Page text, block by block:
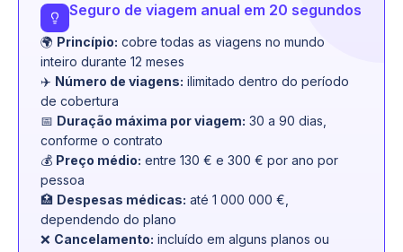
Seguro de viagem anual em 20 segundos
🌍 Princípio: cobre todas as viagens no mundo
inteiro durante 12 meses
✈️ Número de viagens: ilimitado dentro do período
de cobertura
📅 Duração máxima por viagem: 30 a 90 dias,
conforme o contrato
💰 Preço médio: entre 130 € e 300 € por ano por
pessoa
🏥 Despesas médicas: até 1 000 000 €,
dependendo do plano
❌ Cancelamento: incluído em alguns planos ou